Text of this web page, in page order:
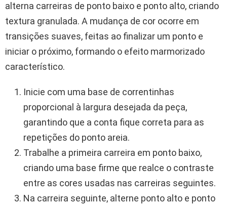
alterna carreiras de ponto baixo e ponto alto, criando
textura granulada. A mudança de cor ocorre em
transições suaves, feitas ao finalizar um ponto e
iniciar o próximo, formando o efeito marmorizado
característico.
Inicie com uma base de correntinhas
proporcional à largura desejada da peça,
garantindo que a conta fique correta para as
repetições do ponto areia.
Trabalhe a primeira carreira em ponto baixo,
criando uma base firme que realce o contraste
entre as cores usadas nas carreiras seguintes.
Na carreira seguinte, alterne ponto alto e ponto